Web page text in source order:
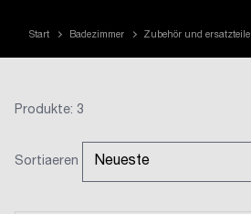
Start Badezimmer Zubehör und ersatzteile
Produkte: 3
Sortiaeren